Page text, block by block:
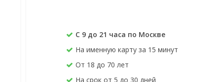
С 9 до 21 часа по Москве
На именную карту за 15 минут
От 18 до 70 лет
На срок от 5 до 30 дней